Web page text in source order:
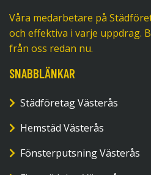
Våra medarbetare på
och effektiva i varje uppdrag.
från oss redan nu.
SNABBLÄNKAR
Städföretag Västerås
Hemstäd Västerås
Fönsterputsning Västerås